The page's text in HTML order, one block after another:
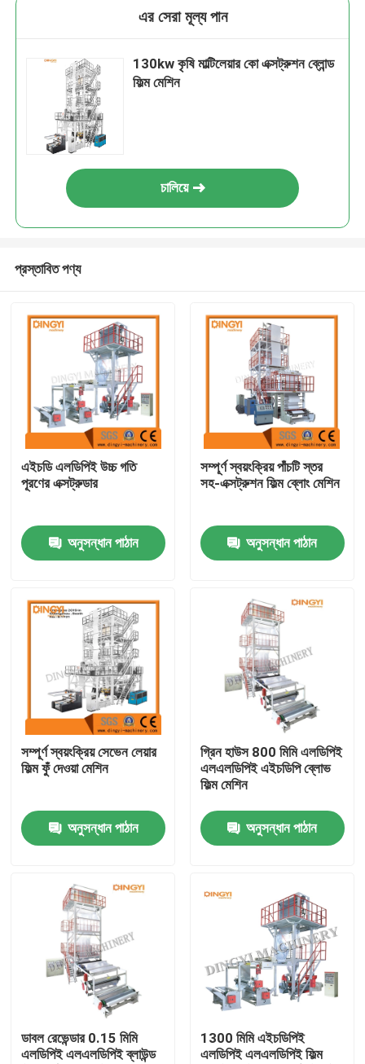
আমাদের সম্পর্কে
পরিচিতি
পণ্য
এইচডিপিই ব্লোন ফিল্ম মেশিন
LDPE ব্লোন ফিল্ম মেশিন
PE ফিল্ম ব্লোয়িং মেশিন
Monolayer ব্লো ফিল্ম মেশিন
মাল্টিলেয়ার ব্লোন ফিল্ম মেশিন
এর সেরা মূল্য পান
130kw কৃষি মাল্টিলেয়ার কো এক্সট্রুশন ব্লোন্ড
ফিল্ম মেশিন
চালিয়ে
প্রস্তাবিত পণ্য
এইচডি এলডিপিই উচ্চ গতি
পূরণের এক্সট্রুডার
অনুসন্ধান পাঠান
সম্পূর্ণ স্বয়ংক্রিয় পাঁচটি স্তর
সহ-এক্সট্রুশন ফিল্ম ব্লোং মেশিন
অনুসন্ধান পাঠান
সম্পূর্ণ স্বয়ংক্রিয় সেভেন লেয়ার
ফিল্ম ফুঁ দেওয়া মেশিন
অনুসন্ধান পাঠান
গ্রিন হাউস 800 মিমি এলডিপিই
এলএলডিপিই এইচডিপি ব্লোভ
ফিল্ম মেশিন
অনুসন্ধান পাঠান
ডাবল রেভেন্ডার 0.15 মিমি
এলডিপিই এলএলডিপিই ব্লাউন্ড
1300 মিমি এইচডিপিই
এলডিপিই এলএলডিপিই ফিল্ম